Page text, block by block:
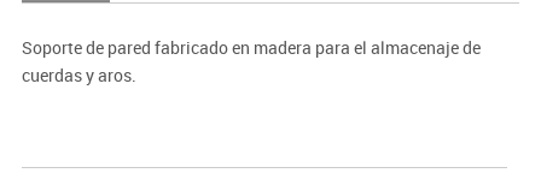
Soporte de pared fabricado en madera para el almacenaje de
cuerdas y aros.